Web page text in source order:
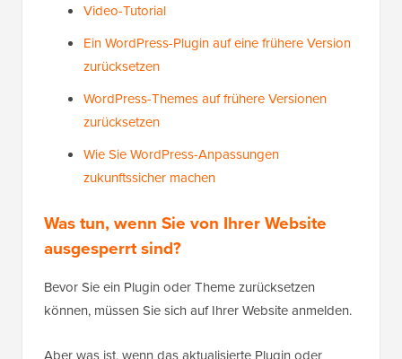
Video-Tutorial
Ein WordPress-Plugin auf eine frühere Version
zurücksetzen
WordPress-Themes auf frühere Versionen
zurücksetzen
Wie Sie WordPress-Anpassungen
zukunftssicher machen
Was tun, wenn Sie von Ihrer Website
ausgesperrt sind?
Bevor Sie ein Plugin oder Theme zurücksetzen
können, müssen Sie sich auf Ihrer Website anmelden.